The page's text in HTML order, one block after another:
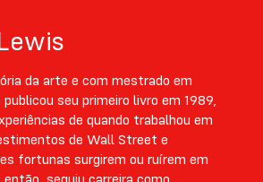
da arte e com mestrado em
seu primeiro livro em 1989,
de quando trabalhou em
de Wall Street e
fortunas surgirem ou ruírem em
seguiu carreira como